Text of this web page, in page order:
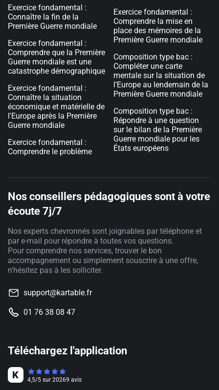
Exercice fondamental :
Connaître la fin de la
Première Guerre mondiale
Exercice fondamental :
Comprendre que la Première
Guerre mondiale est une
catastrophe démographique
Exercice fondamental :
Connaître la situation
économique et matérielle de
l'Europe après la Première
Guerre mondiale
Exercice fondamental :
Comprendre le problème
Exercice fondamental :
Comprendre la mise en
place des mémoires de la
Première Guerre mondiale
Composition type bac :
Compléter une carte
mentale sur la situation de
l’Europe au lendemain de la
Première Guerre mondiale
Composition type bac :
Répondre à une question
sur le bilan de la Première
Guerre mondiale pour les
États européens
Nos conseillers pédagogiques sont à votre
écoute 7j/7
Nos experts chevronnés sont joignables par téléphone et
par e-mail pour répondre à toutes vos questions.
Pour comprendre nos services, trouver le bon
accompagnement ou simplement souscrire à une offre,
n'hésitez pas à les solliciter.
support@kartable.fr
01 76 38 08 47
Téléchargez l'application
4,5/5 sur 20269 avis